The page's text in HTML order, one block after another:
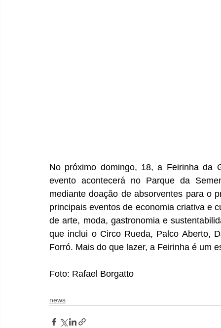
No próximo domingo, 18, a Feirinha da
evento acontecerá no Parque da
mediante doação de absorventes para o
principais eventos de economia criativa e
de arte, moda, gastronomia e
que inclui o Circo Rueda, Palco Aberto,
Forró. Mais do que lazer, a Feirinha é um
Foto: Rafael Borgatto
news